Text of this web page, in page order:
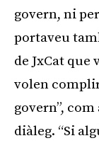
govern, ni
portaveu
de JxCat
volen
govern”,
diàleg. “Si